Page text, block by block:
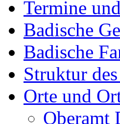
Termine
Badische
Badische
Struktur
Orte und
Oberamt